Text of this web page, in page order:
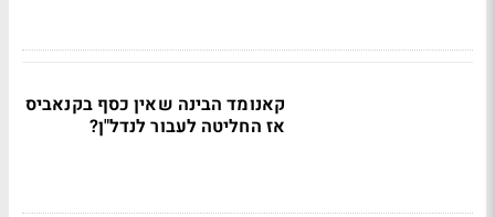
קאנומד הבינה שאין כסף בקנאביס
אז החליטה לעבור לנדל"ן?